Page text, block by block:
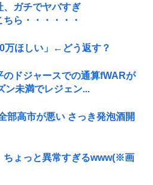
、ガチでヤバすぎ
ら・・・・・・
万ほしい」←どう返す？
のドジャースでの通算fWARが
未満でレジェン...
部高市が悪い さっき発泡酒開
ちょっと異常すぎるwww(※画